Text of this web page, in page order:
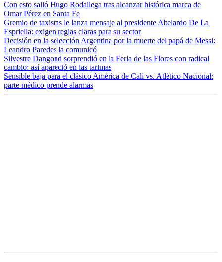
Con esto salió Hugo Rodallega tras alcanzar histórica marca de
Omar Pérez en Santa Fe
Gremio de taxistas le lanza mensaje al presidente Abelardo De La
Espriella: exigen reglas claras para su sector
Decisión en la selección Argentina por la muerte del papá de Messi:
Leandro Paredes la comunicó
Silvestre Dangond sorprendió en la Feria de las Flores con radical
cambio: así apareció en las tarimas
Sensible baja para el clásico América de Cali vs. Atlético Nacional:
parte médico prende alarmas